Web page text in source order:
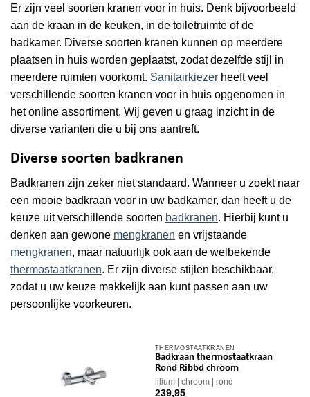
Er zijn veel soorten kranen voor in huis. Denk bijvoorbeeld
aan de kraan in de keuken, in de toiletruimte of de
badkamer. Diverse soorten kranen kunnen op meerdere
plaatsen in huis worden geplaatst, zodat dezelfde stijl in
meerdere ruimten voorkomt. Sanitairkiezer heeft veel
verschillende soorten kranen voor in huis opgenomen in
het online assortiment. Wij geven u graag inzicht in de
diverse varianten die u bij ons aantreft.
Diverse soorten badkranen
Badkranen zijn zeker niet standaard. Wanneer u zoekt naar
een mooie badkraan voor in uw badkamer, dan heeft u de
keuze uit verschillende soorten badkranen. Hierbij kunt u
denken aan gewone mengkranen en vrijstaande
mengkranen, maar natuurlijk ook aan de welbekende
thermostaatkranen. Er zijn diverse stijlen beschikbaar,
zodat u uw keuze makkelijk aan kunt passen aan uw
persoonlijke voorkeuren.
THERMOSTAATKRANEN
Badkraan thermostaatkraan
Rond Ribbd chroom
lilium chroom rond
239,95